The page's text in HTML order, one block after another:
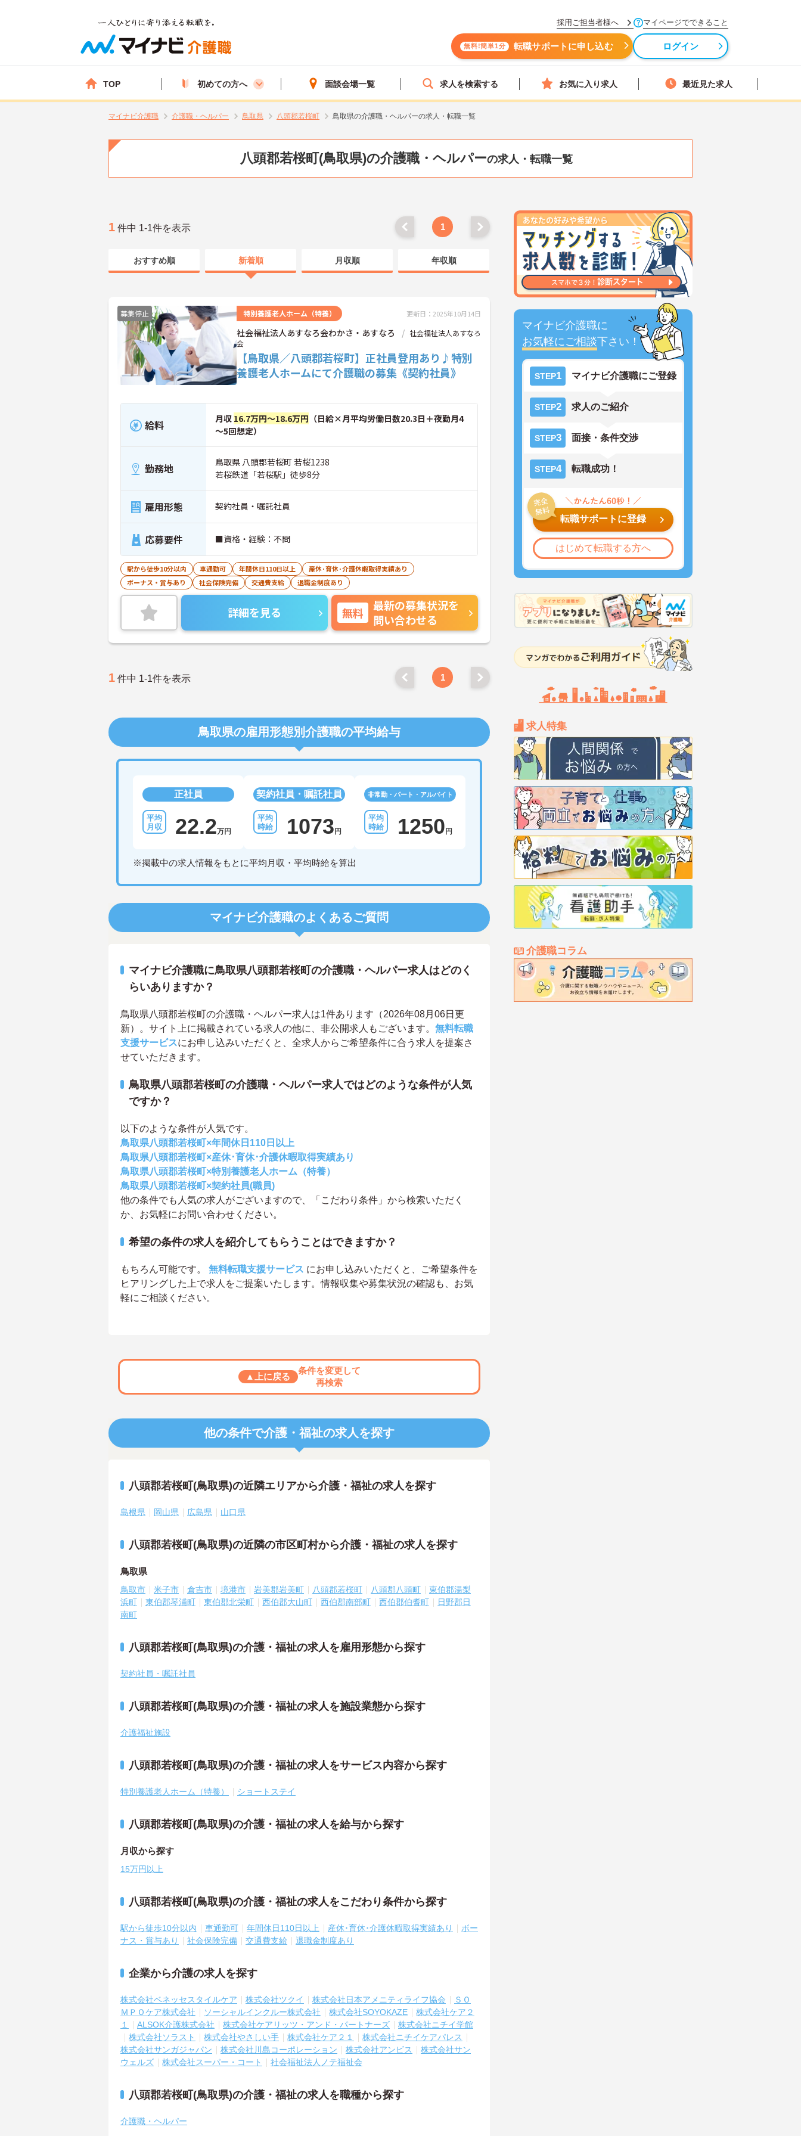
採用ご担当者様へ マイページでできること
無料!簡単1分 転職サポートに申し込む ログイン
TOP 初めての方へ 面談会場一覧 求人を検索する お気に入り求人 最近見た求人
マイナビ介護職 介護職・ヘルパー 鳥取県 八頭郡若桜町 鳥取県の介護職・ヘルパーの求人・転職一覧
八頭郡若桜町(鳥取県)の介護職・ヘルパーの求人・転職一覧
マイナビ介護職に
お気軽にご相談下さい！
STEP1 マイナビ介護職にご登録
STEP2 求人のご紹介
STEP3 面接・条件交渉
STEP4 転職成功！
転職サポートに登録
はじめて転職する方へ
求人特集
介護職コラム
1 件中 1-1件を表示 1
おすすめ順 新着順 月収順 年収順
募集停止 特別養護老人ホーム（特養） 更新日：2025年10月14日
社会福祉法人あすなろ会わかさ・あすなろ
社会福祉法人あすなろ
会
【鳥取県／八頭郡若桜町】正社員登用あり♪特別
養護老人ホームにて介護職の募集《契約社員》
給料 月収 16.7万円～18.6万円 （日給×月平均労働日数20.3日＋夜勤月4
～5回想定）
勤務地
鳥取県 八頭郡若桜町 若桜1238
若桜鉄道「若桜駅」徒歩8分
雇用形態 契約社員・嘱託社員
応募要件 ■資格・経験：不問
駅から徒歩10分以内 車通勤可 年間休日110日以上
産休･育休･介護休暇取得実績あり
ボーナス・賞与あり
社会保険完備 交通費支給 退職金制度あり
詳細を見る 無料
最新の募集状況を
問い合わせる
1 件中 1-1件を表示 1
鳥取県の雇用形態別介護職の平均給与
正社員
22.2万円
契約社員・嘱託社員
1073 円
非常勤・パート・アルバイト
1250 円
※掲載中の求人情報をもとに平均月収・平均時給を算出
マイナビ介護職のよくあるご質問
マイナビ介護職に鳥取県八頭郡若桜町の介護職・ヘルパー求人はどのく
らいありますか？
鳥取県八頭郡若桜町の介護職・ヘルパー求人は1件あります（2026年08月06日更
新）。サイト上に掲載されている求人の他に、非公開求人もございます。 無料転職
支援サービスにお申し込みいただくと、全求人からご希望条件に合う求人を提案さ
せていただきます。
鳥取県八頭郡若桜町の介護職・ヘルパー求人ではどのような条件が人気
ですか？
以下のような条件が人気です。
鳥取県八頭郡若桜町×年間休日110日以上
鳥取県八頭郡若桜町×産休･育休･介護休暇取得実績あり
鳥取県八頭郡若桜町×特別養護老人ホーム（特養）
鳥取県八頭郡若桜町×契約社員(職員)
他の条件でも人気の求人がございますので、「こだわり条件」から検索いただく
か、お気軽にお問い合わせください。
希望の条件の求人を紹介してもらうことはできますか？
もちろん可能です。 無料転職支援サービス にお申し込みいただくと、ご希望条件を
ヒアリングした上で求人をご提案いたします。情報収集や募集状況の確認も、お気
軽にご相談ください。
▲上に戻る
条件を変更して
再検索
他の条件で介護・福祉の求人を探す
八頭郡若桜町(鳥取県)の近隣エリアから介護・福祉の求人を探す
島根県 岡山県 広島県 山口県
八頭郡若桜町(鳥取県)の近隣の市区町村から介護・福祉の求人を探す
鳥取県
鳥取市 米子市 倉吉市 境港市 岩美郡岩美町 八頭郡若桜町 八頭郡八頭町
東伯郡湯梨
浜町
東伯郡琴浦町 東伯郡北栄町 西伯郡大山町 西伯郡南部町 西伯郡伯耆町
日野郡日
南町
八頭郡若桜町(鳥取県)の介護・福祉の求人を雇用形態から探す
契約社員・嘱託社員
八頭郡若桜町(鳥取県)の介護・福祉の求人を施設業態から探す
介護福祉施設
八頭郡若桜町(鳥取県)の介護・福祉の求人をサービス内容から探す
特別養護老人ホーム（特養） ショートステイ
八頭郡若桜町(鳥取県)の介護・福祉の求人を給与から探す
月収から探す
15万円以上
八頭郡若桜町(鳥取県)の介護・福祉の求人をこだわり条件から探す
駅から徒歩10分以内 車通勤可 年間休日110日以上 産休･育休･介護休暇取得実績あり
ボー
ナス・賞与あり
社会保険完備 交通費支給 退職金制度あり
企業から介護の求人を探す
株式会社ベネッセスタイルケア 株式会社ツクイ 株式会社日本アメニティライフ協会
ＳＯ
ＭＰＯケア株式会社
ソーシャルインクルー株式会社 株式会社SOYOKAZE
株式会社ケア２
１
ALSOK介護株式会社 株式会社ケアリッツ・アンド・パートナーズ
株式会社ニチイ学館
株式会社ソラスト
株式会社やさしい手 株式会社ケア２１
株式会社ニチイケアパレス
株式会社サンガジャパン
株式会社川島コーポレーション 株式会社アンビス
株式会社サン
ウェルズ
株式会社スーパー・コート 社会福祉法人ノテ福祉会
八頭郡若桜町(鳥取県)の介護・福祉の求人を職種から探す
介護職・ヘルパー